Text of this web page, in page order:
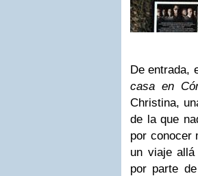
De entrada,
casa en
Christina,
de la que
por conocer
un viaje
por parte